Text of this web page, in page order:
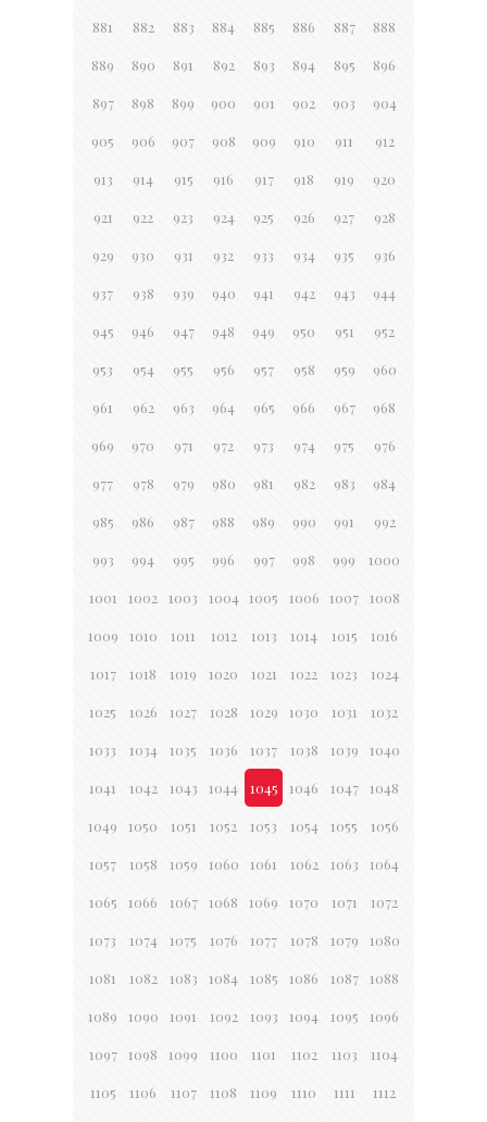
881 882 883 884 885 886 887 888
889 890 891 892 893 894 895 896
897 898 899 900 901 902 903 904
905 906 907 908 909 910 911 912
913 914 915 916 917 918 919 920
921 922 923 924 925 926 927 928
929 930 931 932 933 934 935 936
937 938 939 940 941 942 943 944
945 946 947 948 949 950 951 952
953 954 955 956 957 958 959 960
961 962 963 964 965 966 967 968
969 970 971 972 973 974 975 976
977 978 979 980 981 982 983 984
985 986 987 988 989 990 991 992
993 994 995 996 997 998 999 1000
1001 1002 1003 1004 1005 1006 1007 1008
1009 1010 1011 1012 1013 1014 1015 1016
1017 1018 1019 1020 1021 1022 1023 1024
1025 1026 1027 1028 1029 1030 1031 1032
1033 1034 1035 1036 1037 1038 1039 1040
1041 1042 1043 1044 1045 1046 1047 1048
1049 1050 1051 1052 1053 1054 1055 1056
1057 1058 1059 1060 1061 1062 1063 1064
1065 1066 1067 1068 1069 1070 1071 1072
1073 1074 1075 1076 1077 1078 1079 1080
1081 1082 1083 1084 1085 1086 1087 1088
1089 1090 1091 1092 1093 1094 1095 1096
1097 1098 1099 1100 1101 1102 1103 1104
1105 1106 1107 1108 1109 1110 1111 1112